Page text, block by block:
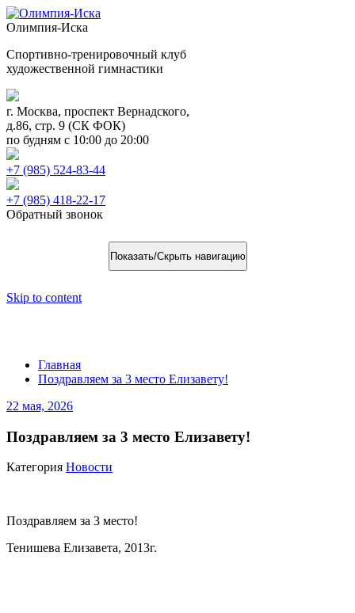
Олимпия-Иска
Спортивно-тренировочный клуб
художественной гимнастики
г. Москва, проспект Вернадского,
д.86, стр. 9 (СК ФОК)
по будням с 10:00 до 20:00
+7 (985) 524-83-44
+7 (985) 418-22-17
Обратный звонок
Показать/Скрыть навигацию
Skip to content
Главная
Поздравляем за 3 место Елизавету!
22 мая, 2026
Поздравляем за 3 место Елизавету!
Категория Новости
Поздравляем за 3 место!
Тенишева Елизавета, 2013г.